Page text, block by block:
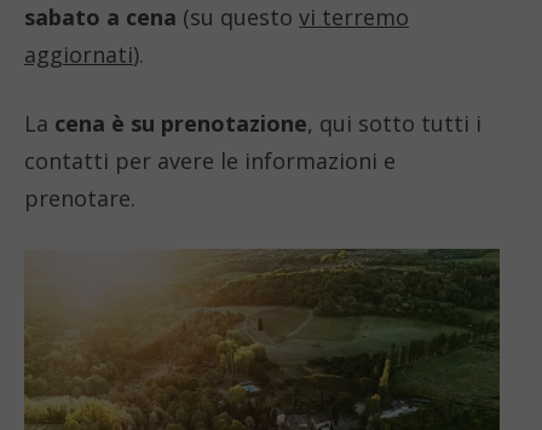
sabato a cena (su questo vi terremo
aggiornati).
La cena è su prenotazione, qui sotto tutti i
contatti per avere le informazioni e
prenotare.